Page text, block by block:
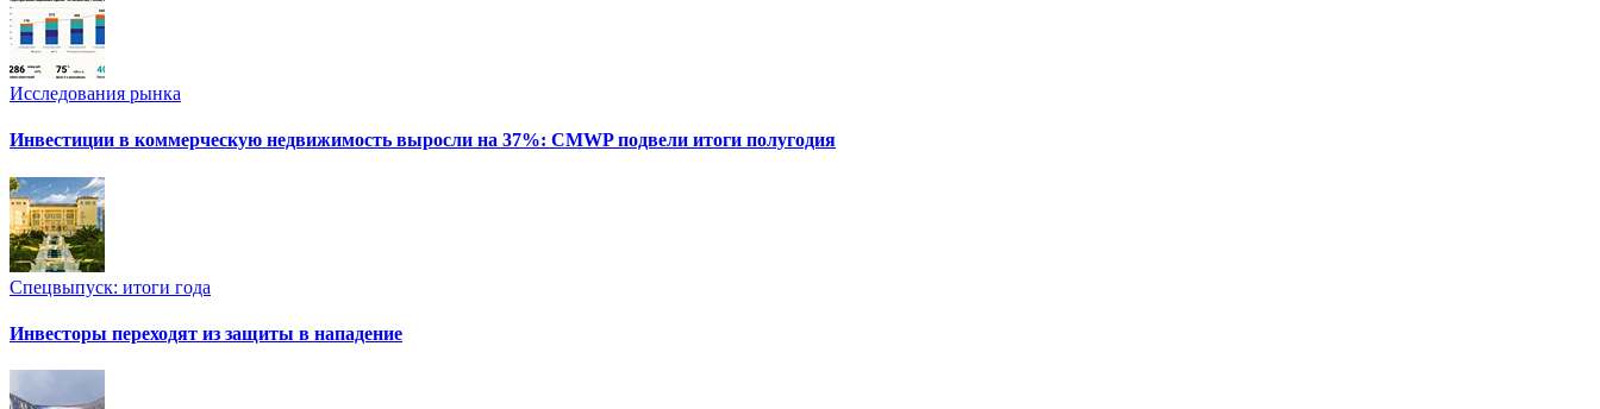
Исследования рынка
Инвестиции в коммерческую недвижимость выросли на 37%: CMWP подвели итоги полугодия
Спецвыпуск: итоги года
Инвесторы переходят из защиты в нападение